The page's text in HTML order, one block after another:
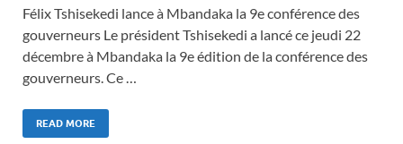
Félix Tshisekedi lance à Mbandaka la 9e conférence des
gouverneurs Le président Tshisekedi a lancé ce jeudi 22
décembre à Mbandaka la 9e édition de la conférence des
gouverneurs. Ce …
READ MORE